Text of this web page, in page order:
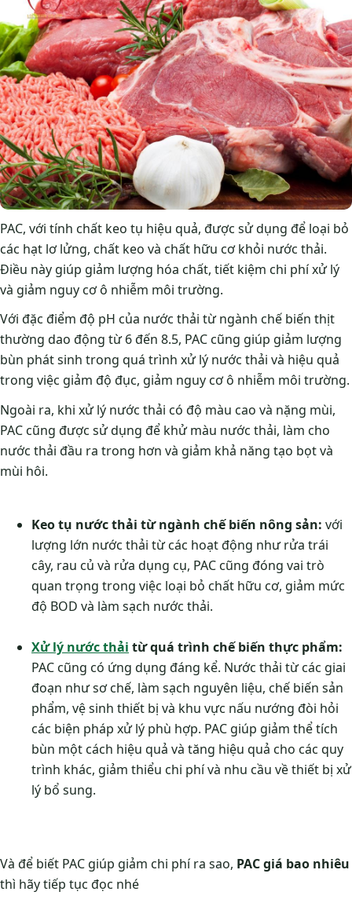
PAC, với tính chất keo tụ hiệu quả, được sử dụng để loại bỏ
các hạt lơ lửng, chất keo và chất hữu cơ khỏi nước thải.
Điều này giúp giảm lượng hóa chất, tiết kiệm chi phí xử lý
và giảm nguy cơ ô nhiễm môi trường.
Với đặc điểm độ pH của nước thải từ ngành chế biến thịt
thường dao động từ 6 đến 8.5, PAC cũng giúp giảm lượng
bùn phát sinh trong quá trình xử lý nước thải và hiệu quả
trong việc giảm độ đục, giảm nguy cơ ô nhiễm môi trường.
Ngoài ra, khi xử lý nước thải có độ màu cao và nặng mùi,
PAC cũng được sử dụng để khử màu nước thải, làm cho
nước thải đầu ra trong hơn và giảm khả năng tạo bọt và
mùi hôi.
Keo tụ nước thải từ ngành chế biến nông sản: với
lượng lớn nước thải từ các hoạt động như rửa trái
cây, rau củ và rửa dụng cụ, PAC cũng đóng vai trò
quan trọng trong việc loại bỏ chất hữu cơ, giảm mức
độ BOD và làm sạch nước thải.
Xử lý nước thải từ quá trình chế biến thực phẩm:
PAC cũng có ứng dụng đáng kể. Nước thải từ các giai
đoạn như sơ chế, làm sạch nguyên liệu, chế biến sản
phẩm, vệ sinh thiết bị và khu vực nấu nướng đòi hỏi
các biện pháp xử lý phù hợp. PAC giúp giảm thể tích
bùn một cách hiệu quả và tăng hiệu quả cho các quy
trình khác, giảm thiểu chi phí và nhu cầu về thiết bị xử
lý bổ sung.
Và để biết PAC giúp giảm chi phí ra sao, PAC giá bao nhiêu
thì hãy tiếp tục đọc nhé